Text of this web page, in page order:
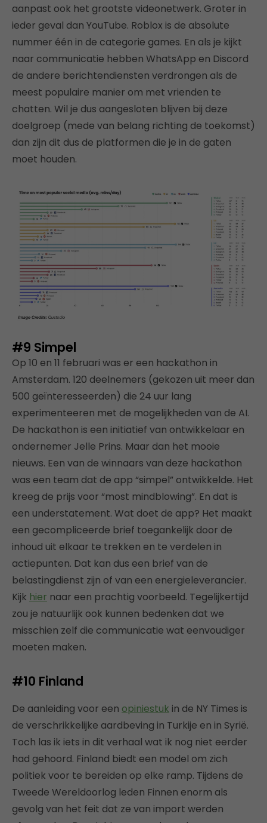
aanpast ook het grootste videonetwerk. Groter in
ieder geval dan YouTube. Roblox is de absolute
nummer één in de categorie games. En als je kijkt
naar communicatie hebben WhatsApp en Discord
de andere berichtendiensten verdrongen als de
meest populaire manier om met vrienden te
chatten. Wil je dus aangesloten blijven bij deze
doelgroep (mede van belang richting de toekomst)
dan zijn dit dus de platformen die je in de gaten
moet houden.
#9 Simpel
Op 10 en 11 februari was er een hackathon in
Amsterdam. 120 deelnemers (gekozen uit meer dan
500 geïnteresseerden) die 24 uur lang
experimenteeren met de mogelijkheden van de AI.
De hackathon is een initiatief van ontwikkelaar en
ondernemer Jelle Prins. Maar dan het mooie
nieuws. Een van de winnaars van deze hackathon
was een team dat de app “simpel” ontwikkelde. Het
kreeg de prijs voor “most mindblowing”. En dat is
een understatement. Wat doet de app? Het maakt
een gecompliceerde brief toegankelijk door de
inhoud uit elkaar te trekken en te verdelen in
actiepunten. Dat kan dus een brief van de
belastingdienst zijn of van een energieleverancier.
Kijk hier naar een prachtig voorbeeld. Tegelijkertijd
zou je natuurlijk ook kunnen bedenken dat we
misschien zelf die communicatie wat eenvoudiger
moeten maken.
#10 Finland
De aanleiding voor een opiniestuk in de NY Times is
de verschrikkelijke aardbeving in Turkije en in Syrië.
Toch las ik iets in dit verhaal wat ik nog niet eerder
had gehoord. Finland biedt een model om zich
politiek voor te bereiden op elke ramp. Tijdens de
Tweede Wereldoorlog leden Finnen enorm als
gevolg van het feit dat ze van import werden